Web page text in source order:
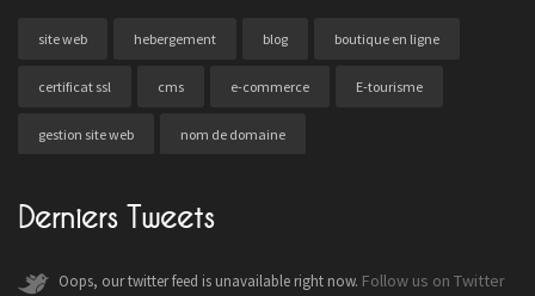
site web hebergement blog boutique en ligne
certificat ssl cms e-commerce E-tourisme
gestion site web nom de domaine
Derniers Tweets
Oops, our twitter feed is unavailable right now. Follow us on Twitter